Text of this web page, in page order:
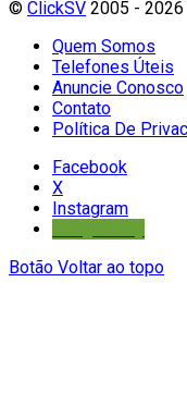
© ClickSV 2005 -
Quem Somos
Telefones Úteis
Anuncie Conosco
Contato
Política De
Facebook
X
Instagram
Botão Voltar ao topo